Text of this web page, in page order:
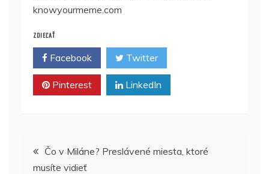
knowyourmeme.com
ZDIEĽAŤ
Facebook Twitter
Pinterest LinkedIn
Navigácia
Čo v Miláne? Preslávené miesta, ktoré
musíte vidieť